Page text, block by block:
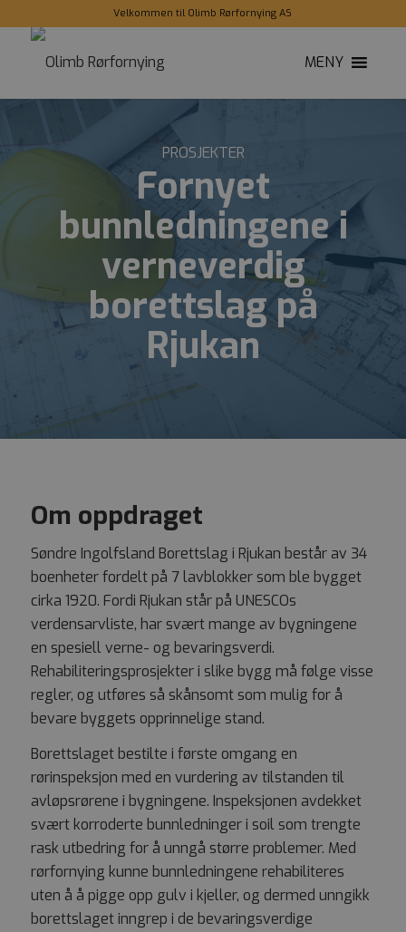
Velkommen til Olimb Rørfornying AS
MENY
PROSJEKTER
Fornyet
bunnledningene i
verneverdig
borettslag på
Rjukan
Om oppdraget
Søndre Ingolfsland Borettslag i Rjukan består av 34
boenheter fordelt på 7 lavblokker som ble bygget
cirka 1920. Fordi Rjukan står på UNESCOs
verdensarvliste, har svært mange av bygningene
en spesiell verne- og bevaringsverdi.
Rehabiliteringsprosjekter i slike bygg må følge visse
regler, og utføres så skånsomt som mulig for å
bevare byggets opprinnelige stand.
Borettslaget bestilte i første omgang en
rørinspeksjon med en vurdering av tilstanden til
avløpsrørene i bygningene. Inspeksjonen avdekket
svært korroderte bunnledninger i soil som trengte
rask utbedring for å unngå større problemer. Med
rørfornying kunne bunnledningene rehabiliteres
uten å å pigge opp gulv i kjeller, og dermed unngikk
borettslaget inngrep i de bevaringsverdige